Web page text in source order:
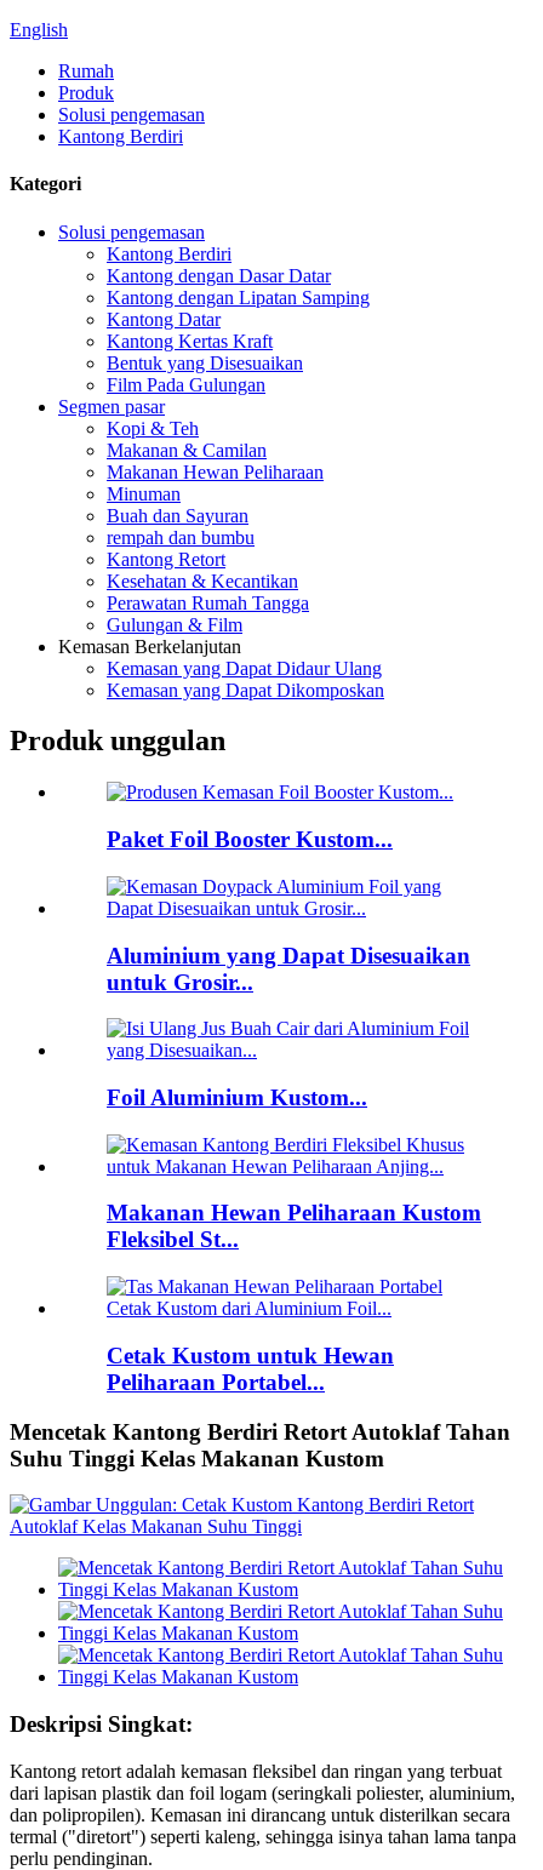
English
Rumah
Produk
Solusi pengemasan
Kantong Berdiri
Kategori
Solusi pengemasan
Kantong Berdiri
Kantong dengan Dasar Datar
Kantong dengan Lipatan Samping
Kantong Datar
Kantong Kertas Kraft
Bentuk yang Disesuaikan
Film Pada Gulungan
Segmen pasar
Kopi & Teh
Makanan & Camilan
Makanan Hewan Peliharaan
Minuman
Buah dan Sayuran
rempah dan bumbu
Kantong Retort
Kesehatan & Kecantikan
Perawatan Rumah Tangga
Gulungan & Film
Kemasan Berkelanjutan
Kemasan yang Dapat Didaur Ulang
Kemasan yang Dapat Dikomposkan
Produk unggulan
Paket Foil Booster Kustom...
Aluminium yang Dapat Disesuaikan
untuk Grosir...
Foil Aluminium Kustom...
Makanan Hewan Peliharaan Kustom
Fleksibel St...
Cetak Kustom untuk Hewan
Peliharaan Portabel...
Mencetak Kantong Berdiri Retort Autoklaf Tahan
Suhu Tinggi Kelas Makanan Kustom
Deskripsi Singkat:
Kantong retort adalah kemasan fleksibel dan ringan yang terbuat
dari lapisan plastik dan foil logam (seringkali poliester, aluminium,
dan polipropilen). Kemasan ini dirancang untuk disterilkan secara
termal ("diretort") seperti kaleng, sehingga isinya tahan lama tanpa
perlu pendinginan.